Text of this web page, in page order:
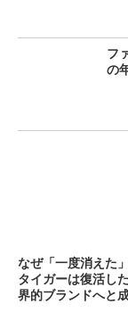
フ
の
なぜ「一度消えた
タイガーは復活し
界的ブランドへと